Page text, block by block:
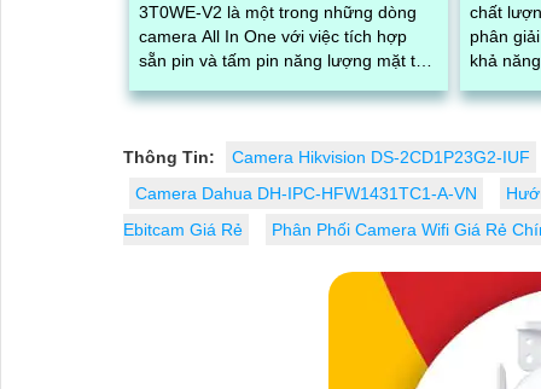
3T0WE-V2 là một trong những dòng
camera All In One với việc tích hợp
sẵn pin và tấm pin năng lượng mặt trời
số...
chất lượng
phân
khả
Thông Tin:
Camera Hikvision DS-2CD1P23G2-IUF
Camera Dahua DH-IPC-HFW1431TC1-A-VN
Ebitcam Giá Rẻ
Phân Phối Camera Wifi Giá Rẻ